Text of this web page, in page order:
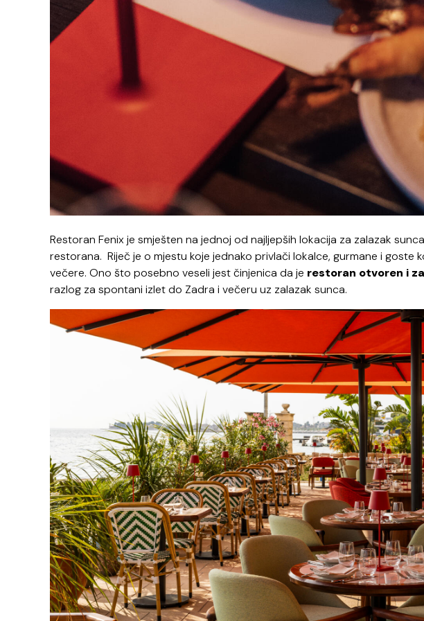
Restoran Fenix je smješten na jednoj od najljepših lokacija za zalazak
restorana. Riječ je o mjestu koje jednako privlači lokalce, gurmane i goste
večere. Ono što posebno veseli jest činjenica da je restoran otvoren i
razlog za spontani izlet do Zadra i večeru uz zalazak sunca.